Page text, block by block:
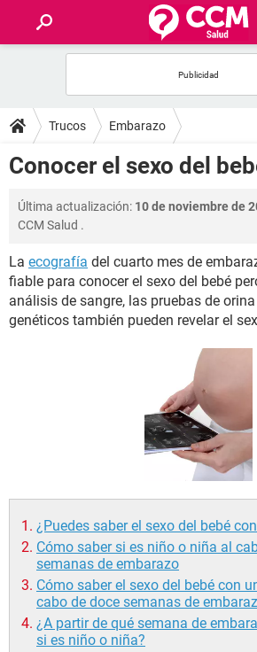
FOROS
SALUD
FAMILIA
BIENESTAR
Trucos Embarazo
Conocer el sexo del
Última actualización: 10 de noviembre de
CCM Salud .
La ecografía del cuarto mes de
fiable para conocer el sexo del bebé
análisis de sangre, las pruebas de
genéticos también pueden revelar el
¿Puedes saber el sexo del bebé
Cómo saber si es niño o niña al
semanas de embarazo
Cómo saber el sexo del bebé con
cabo de doce semanas de
¿A partir de qué semana de
si es niño o niña?